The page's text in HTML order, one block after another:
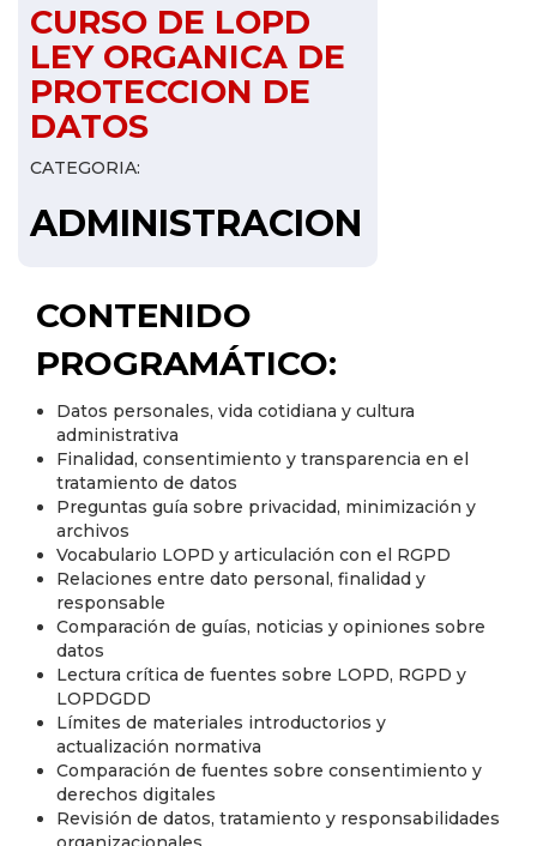
CURSO DE LOPD
LEY ORGANICA DE
PROTECCION DE
DATOS
CATEGORIA:
ADMINISTRACION
CONTENIDO
PROGRAMÁTICO:
Datos personales, vida cotidiana y cultura
administrativa
Finalidad, consentimiento y transparencia en el
tratamiento de datos
Preguntas guía sobre privacidad, minimización y
archivos
Vocabulario LOPD y articulación con el RGPD
Relaciones entre dato personal, finalidad y
responsable
Comparación de guías, noticias y opiniones sobre
datos
Lectura crítica de fuentes sobre LOPD, RGPD y
LOPDGDD
Límites de materiales introductorios y
actualización normativa
Comparación de fuentes sobre consentimiento y
derechos digitales
Revisión de datos, tratamiento y responsabilidades